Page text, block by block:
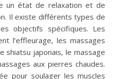
un état de relaxation et de
Il existe différents types de
objectifs spécifiques. Les
l’effleurage, les massages
shiatsu japonais, le massage
aux pierres chaudes.
pour soulager les muscles